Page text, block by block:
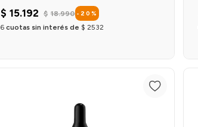
$ 15.192 $ 18.990 - 20 %
6cuotas sin interés de $ 2532